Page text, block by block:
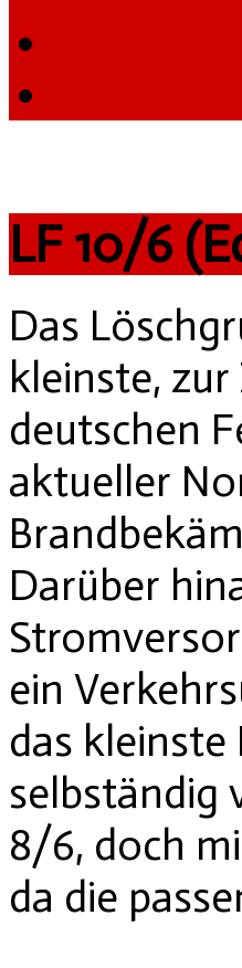
LF 10/6
Das
kleinste,
deutschen
aktueller
Darüber
ein
das
selbständig
8/6, doch
da die